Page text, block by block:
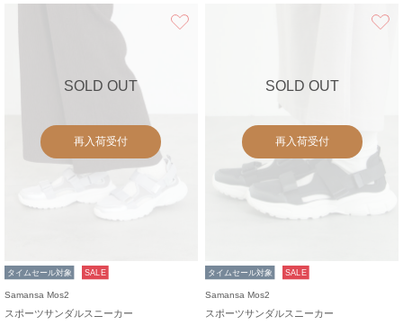
SOLD OUT
再入荷受付
タイムセール対象 SALE
Samansa Mos2
スポーツサンダルスニーカー
SOLD OUT
再入荷受付
タイムセール対象 SALE
Samansa Mos2
スポーツサンダルスニーカー